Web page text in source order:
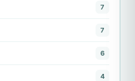
7
7
6
4